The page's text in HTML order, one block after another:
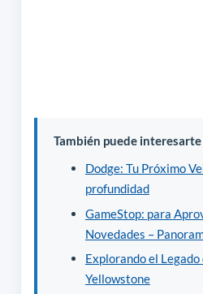
También puede interesarte
Dodge: Tu Próximo
profundidad
GameStop: para
Novedades –
Explorando el
Yellowstone